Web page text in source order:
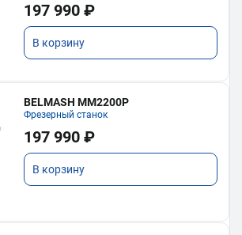
197 990 ₽
В корзину
BELMASH MM2200P
Фрезерный станок
197 990 ₽
В корзину